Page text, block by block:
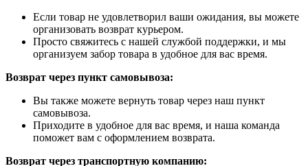
Если товар не удовлетворил ваши ожидания, вы можете
организовать возврат курьером.
Просто свяжитесь с нашей службой поддержки, и мы
организуем забор товара в удобное для вас время.
Возврат через пункт самовывоза:
Вы также можете вернуть товар через наш пункт
самовывоза.
Приходите в удобное для вас время, и наша команда
поможет вам с оформлением возврата.
Возврат через транспортную компанию: